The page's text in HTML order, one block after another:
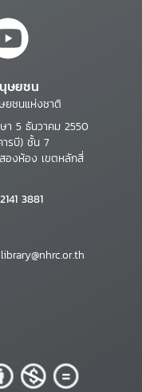
ษยชน
ยชนแห่งชาติ
า 5 ธันวาคม 2550
ารบี) ชั้น 7
องห้อง เขตหลักสี่
3881